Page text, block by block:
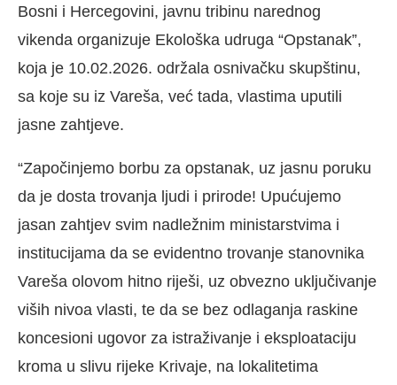
Bosni i Hercegovini, javnu tribinu narednog
vikenda organizuje Ekološka udruga “Opstanak”,
koja je 10.02.2026. održala osnivačku skupštinu,
sa koje su iz Vareša, već tada, vlastima uputili
jasne zahtjeve.
“Započinjemo borbu za opstanak, uz jasnu poruku
da je dosta trovanja ljudi i prirode! Upućujemo
jasan zahtjev svim nadležnim ministarstvima i
institucijama da se evidentno trovanje stanovnika
Vareša olovom hitno riješi, uz obvezno uključivanje
viših nivoa vlasti, te da se bez odlaganja raskine
koncesioni ugovor za istraživanje i eksploataciju
kroma u slivu rijeke Krivaje, na lokalitetima